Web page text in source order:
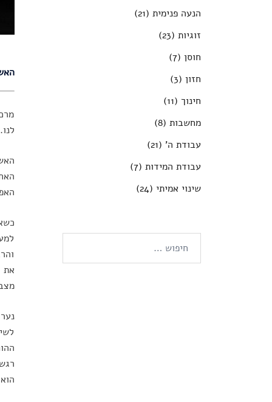
לנו.
את
הנעה פנימית (21)
זוגיות (23)
חוסן (7)
חזון (3)
חינוך (11)
מחשבות (8)
עבודת ה' (21)
עבודת המידות (7)
שינוי אמיתי (24)